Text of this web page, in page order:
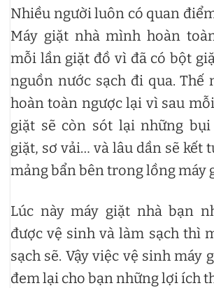
Nhiều người luôn có quan
Máy giặt nhà mình hoàn
mỗi lần giặt đồ vì đã có bột
nguồn nước sạch đi qua. Thế
hoàn toàn ngược lại vì sau
giặt sẽ còn sót lại những
giặt, sơ vải… và lâu dần sẽ kết
mảng bẩn bên trong lồng máy
Lúc này máy giặt nhà bạn
được vệ sinh và làm sạch thì
sạch sẽ. Vậy việc vệ sinh máy
đem lại cho bạn những lợi ích